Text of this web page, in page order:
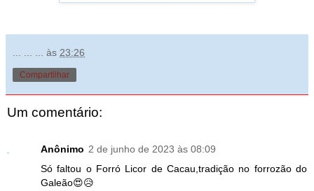
às 23:26
Compartilhar
Um comentário:
Anônimo 2 de junho de 2023 às 08:09
Só faltou o Forró Licor de Cacau,tradição no forrozão do
Galeão😍😥